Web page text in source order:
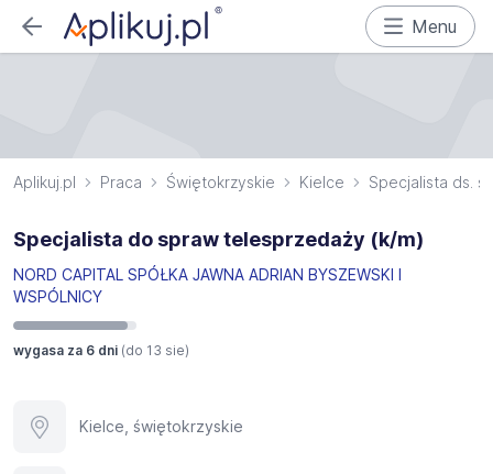
Menu
Aplikuj.pl Praca Świętokrzyskie Kielce Specjalista ds.
Specjalista do spraw telesprzedaży (k/m)
NORD CAPITAL SPÓŁKA JAWNA ADRIAN BYSZEWSKI I
WSPÓLNICY
wygasa za 6 dni (do 13 sie)
Kielce, świętokrzyskie